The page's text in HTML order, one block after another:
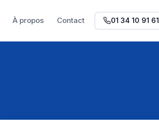
À propos Contact 01 34 10 91 61